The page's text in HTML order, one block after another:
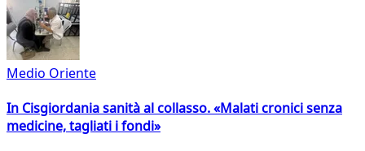
Medio Oriente
In Cisgiordania sanità al collasso. «Malati cronici senza
medicine, tagliati i fondi»